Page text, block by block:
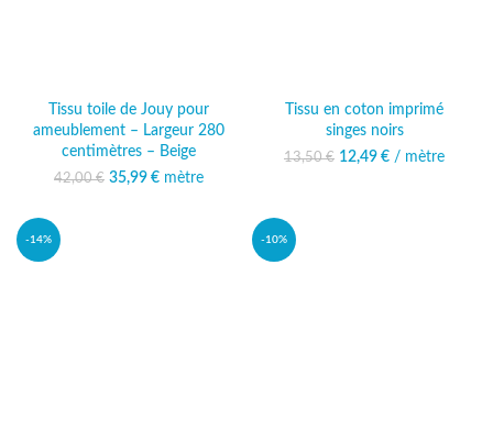
Tissu toile de Jouy pour
ameublement – Largeur 280
centimètres – Beige
42,00€ Le prix initial était :
35,99 €
Le prix
mètre
Tissu en coton imprimé
singes noirs
13,50€
Le prix initial était :
12,49 €
Le prix
/ mètre
-14% -10%